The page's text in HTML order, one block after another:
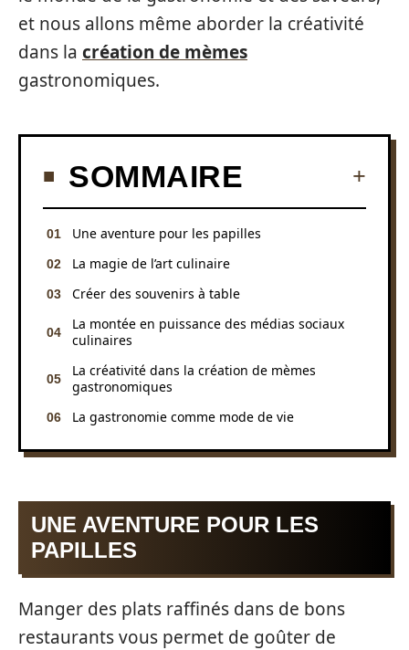
et nous allons même aborder la créativité
dans la création de mèmes
gastronomiques.
SOMMAIRE
Une aventure pour les papilles
La magie de l’art culinaire
Créer des souvenirs à table
La montée en puissance des médias sociaux
culinaires
La créativité dans la création de mèmes
gastronomiques
La gastronomie comme mode de vie
UNE AVENTURE POUR LES
PAPILLES
Manger des plats raffinés dans de bons
restaurants vous permet de goûter de